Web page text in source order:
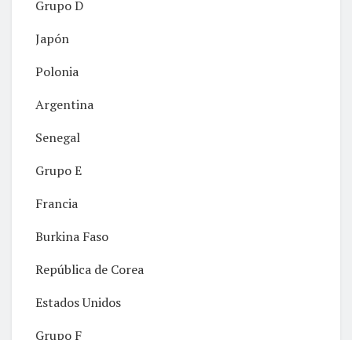
Grupo D
Japón
Polonia
Argentina
Senegal
Grupo E
Francia
Burkina Faso
República de Corea
Estados Unidos
Grupo F